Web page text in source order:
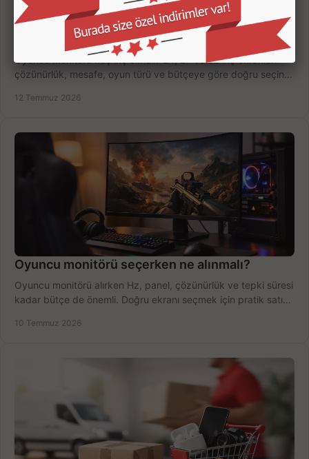
Oyuncu Monitörü Kaç İnç Olmalı? Doğru Seçim
Oyuncu monitörü kaç inç olmalı? 24, 27 ve 32 inç ekranları
çözünürlük, mesafe, oyun türü ve bütçeye göre doğru seçin,
12 Temmuz 2026
Oyuncu monitörü seçerken ne alınmalı?
Oyuncu monitörü alırken Hz, panel, çözünürlük ve tepki süresi
kadar bütçe de önemli. Doğru ekranı seçmek için pratik satın
10 Temmuz 2026